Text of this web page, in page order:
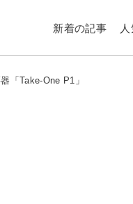
新着の記事
「Take-One P1」